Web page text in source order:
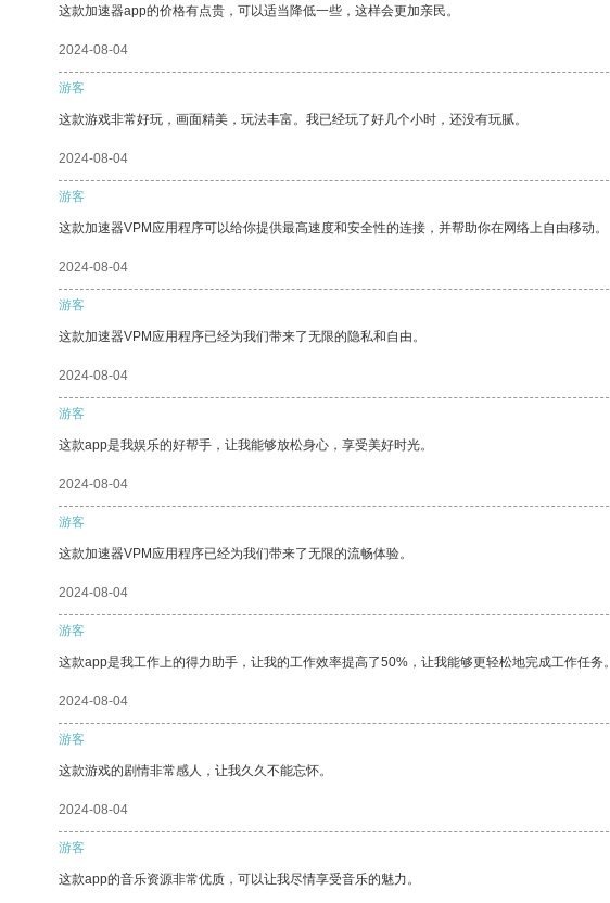
这款加速器app的价格有点贵，可以适当降低一些，这样会更加亲民。
2024-08-04
游客
这款游戏非常好玩，画面精美，玩法丰富。我已经玩了好几个小时，还没有玩腻。
2024-08-04
游客
这款加速器VPM应用程序可以给你提供最高速度和安全性的连接，并帮助你在网络上自由移动。
2024-08-04
游客
这款加速器VPM应用程序已经为我们带来了无限的隐私和自由。
2024-08-04
游客
这款app是我娱乐的好帮手，让我能够放松身心，享受美好时光。
2024-08-04
游客
这款加速器VPM应用程序已经为我们带来了无限的流畅体验。
2024-08-04
游客
这款app是我工作上的得力助手，让我的工作效率提高了50%，让我能够更轻松地完成工作任务。
2024-08-04
游客
这款游戏的剧情非常感人，让我久久不能忘怀。
2024-08-04
游客
这款app的音乐资源非常优质，可以让我尽情享受音乐的魅力。